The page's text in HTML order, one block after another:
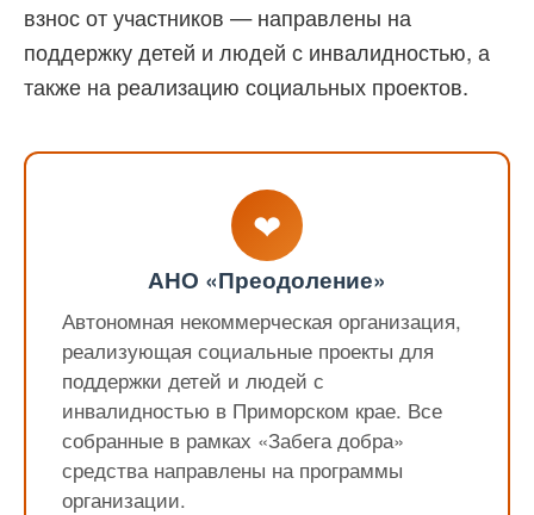
взнос от участников — направлены на
поддержку детей и людей с инвалидностью, а
также на реализацию социальных проектов.
❤
АНО «Преодоление»
Автономная некоммерческая организация,
реализующая социальные проекты для
поддержки детей и людей с
инвалидностью в Приморском крае. Все
собранные в рамках «Забега добра»
средства направлены на программы
организации.